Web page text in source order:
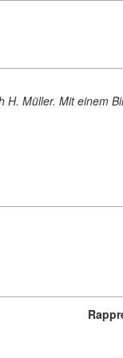
Müller. Mit einem